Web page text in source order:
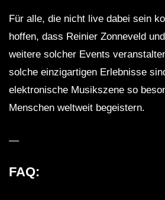
Für alle, die nicht live dabei sein
hoffen, dass Reinier Zonneveld
weitere solcher Events
solche einzigartigen Erlebnisse
elektronische Musikszene so
Menschen weltweit begeistern.
—
FAQ: